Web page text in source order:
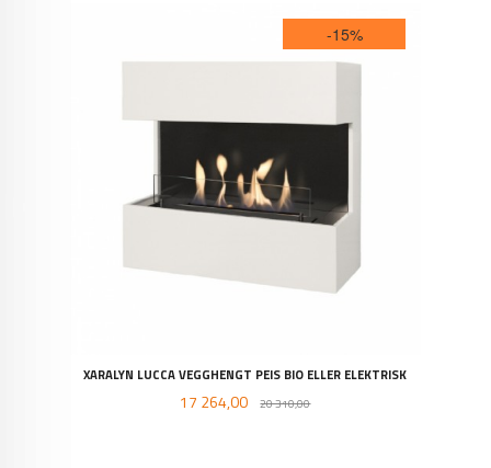
XARALYN LUCCA VEGGHENGT PEIS BIO ELLER ELEKTRISK
Tilbud
17 264,00 20 310,00Rabatt
-15%